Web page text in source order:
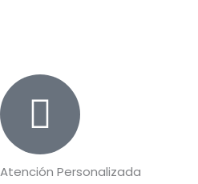
Atención Personalizada